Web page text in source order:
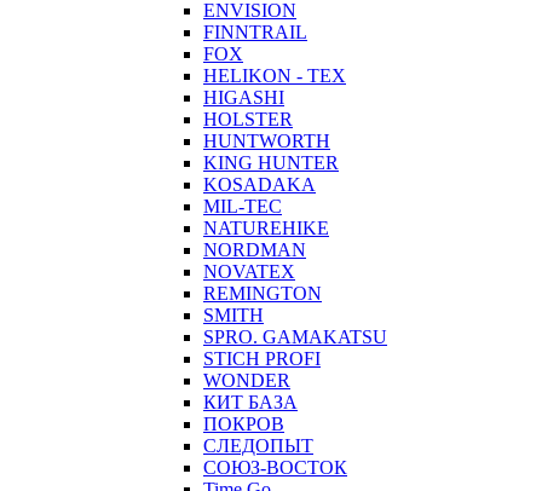
ENVISION
FINNTRAIL
FOX
HELIKON - TEX
HIGASHI
HOLSTER
HUNTWORTH
KING HUNTER
KOSADAKA
MIL-TEC
NATUREHIKE
NORDMAN
NOVATEX
REMINGTON
SMITH
SPRO. GAMAKATSU
STICH PROFI
WONDER
КИТ БАЗА
ПОКРОВ
СЛЕДОПЫТ
СОЮЗ-ВОСТОК